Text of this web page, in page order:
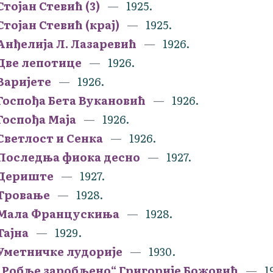
Стевић (3)
1925.
Стевић (крај)
1925.
Л. Лазаревић
1926.
лепотице
1926.
1926.
Бета Вукановић
1926.
Маја
1926.
и Сенка
1926.
фиока десно
1927.
1927.
1928.
Францускиња
1928.
1929.
лудорије
1930.